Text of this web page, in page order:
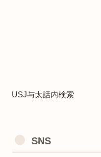
USJ与太話内検索
SNS